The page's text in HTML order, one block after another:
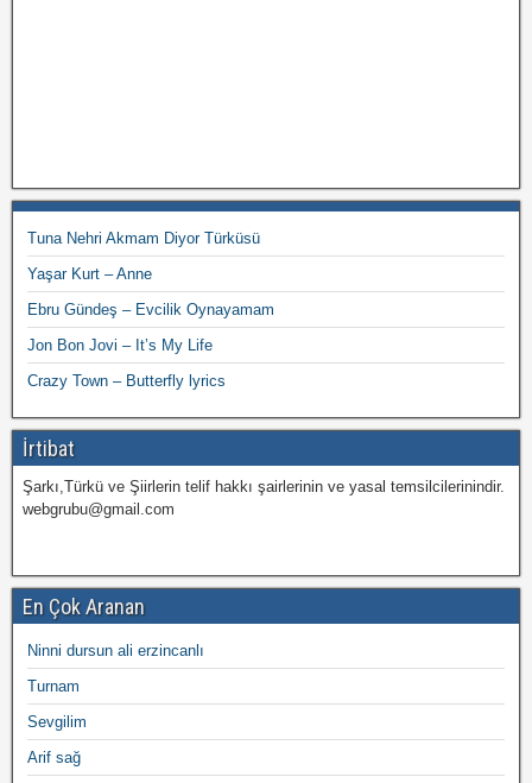
Tuna Nehri Akmam Diyor Türküsü
Yaşar Kurt – Anne
Ebru Gündeş – Evcilik Oynayamam
Jon Bon Jovi – It’s My Life
Crazy Town – Butterfly lyrics
İrtibat
Şarkı,Türkü ve Şiirlerin telif hakkı şairlerinin ve yasal temsilcilerinindir.
webgrubu@gmail.com
En Çok Aranan
Ninni dursun ali erzincanlı
Turnam
Sevgilim
Arif sağ